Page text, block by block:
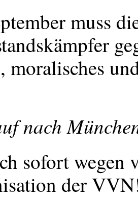
muss
moralisches
nach
sofort wegen
derVVN